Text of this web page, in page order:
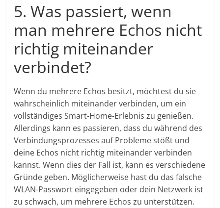
5. Was passiert, wenn
man mehrere Echos nicht
richtig miteinander
verbindet?
Wenn du mehrere Echos besitzt, möchtest du sie
wahrscheinlich miteinander verbinden, um ein
vollständiges Smart-Home-Erlebnis zu genießen.
Allerdings kann es passieren, dass du während des
Verbindungsprozesses auf Probleme stößt und
deine Echos nicht richtig miteinander verbinden
kannst. Wenn dies der Fall ist, kann es verschiedene
Gründe geben. Möglicherweise hast du das falsche
WLAN-Passwort eingegeben oder dein Netzwerk ist
zu schwach, um mehrere Echos zu unterstützen.